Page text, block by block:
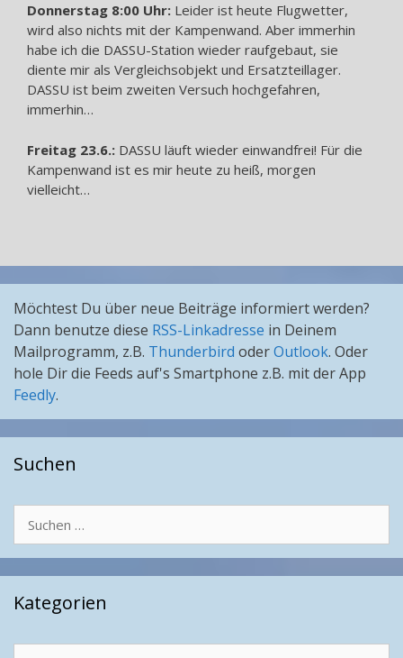
Donnerstag 8:00 Uhr: Leider ist heute Flugwetter,
wird also nichts mit der Kampenwand. Aber immerhin
habe ich die DASSU-Station wieder raufgebaut, sie
diente mir als Vergleichsobjekt und Ersatzteillager.
DASSU ist beim zweiten Versuch hochgefahren,
immerhin…
Freitag 23.6.: DASSU läuft wieder einwandfrei! Für die
Kampenwand ist es mir heute zu heiß, morgen
vielleicht…
Möchtest Du über neue Beiträge informiert werden?
Dann benutze diese RSS-Linkadresse in Deinem
Mailprogramm, z.B. Thunderbird oderOutlook. Oder
hole Dir die Feeds auf's Smartphone z.B. mit der App
Feedly.
Suchen
nach:
Kategorien